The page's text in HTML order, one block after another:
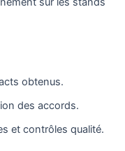
obtenus.
des accords.
et contrôles qualité.